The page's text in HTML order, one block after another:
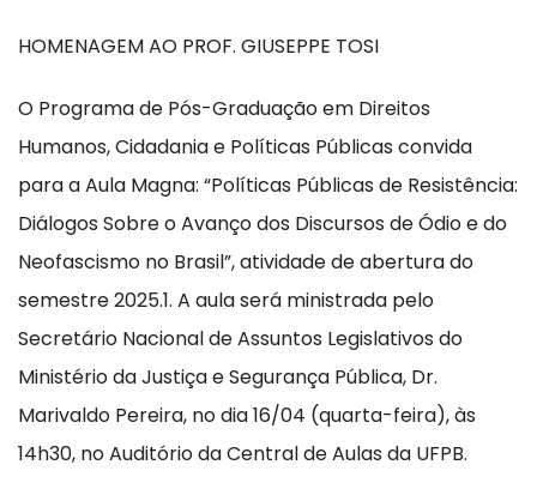
HOMENAGEM AO PROF. GIUSEPPE TOSI
O Programa de Pós-Graduação em Direitos
Humanos, Cidadania e Políticas Públicas convida
para a Aula Magna: “Políticas Públicas de Resistência:
Diálogos Sobre o Avanço dos Discursos de Ódio e do
Neofascismo no Brasil”, atividade de abertura do
semestre 2025.1. A aula será ministrada pelo
Secretário Nacional de Assuntos Legislativos do
Ministério da Justiça e Segurança Pública, Dr.
Marivaldo Pereira, no dia 16/04 (quarta-feira), às
14h30, no Auditório da Central de Aulas da UFPB.